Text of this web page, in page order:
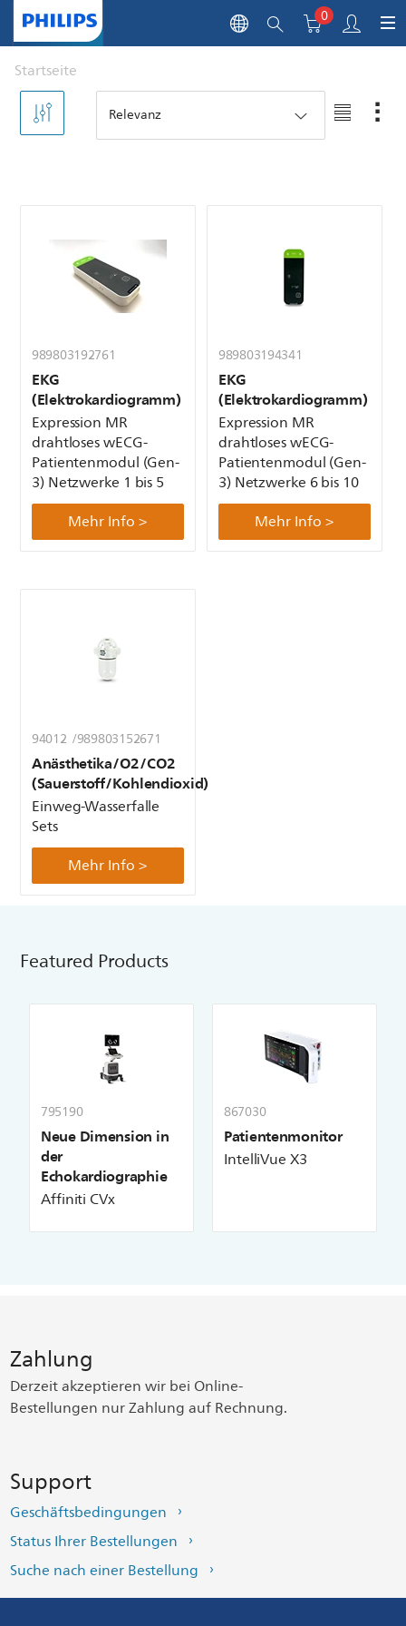
0
Startseite
989803192761
EKG
(Elektrokardiogramm)
Expression MR
drahtloses wECG-
Patientenmodul (Gen-
3) Netzwerke 1 bis 5
Mehr Info >
989803194341
EKG
(Elektrokardiogramm)
Expression MR
drahtloses wECG-
Patientenmodul (Gen-
3) Netzwerke 6 bis 10
Mehr Info >
94012 /989803152671
Anästhetika/O2/CO2
(Sauerstoff/Kohlendioxid)
Einweg-Wasserfalle
Sets
Mehr Info >
Featured Products
795190
Neue Dimension in
der
Echokardiographie
Affiniti CVx
867030
Patientenmonitor
IntelliVue X3
Zahlung
Derzeit akzeptieren wir bei Online-
Bestellungen nur Zahlung auf Rechnung.
Support
Geschäftsbedingungen
Status Ihrer Bestellungen
Suche nach einer Bestellung